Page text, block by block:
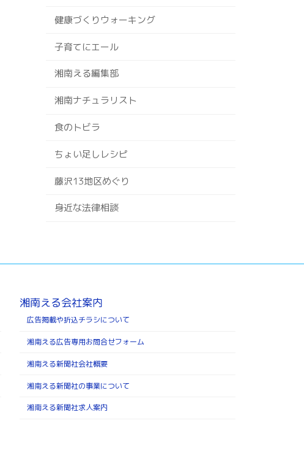
健康づくりウォーキング
子育てにエール
湘南える編集部
湘南ナチュラリスト
食のトビラ
ちょい足しレシピ
藤沢13地区めぐり
身近な法律相談
湘南える会社案内
広告掲載や折込チラシについて
湘南える広告専用お問合せフォーム
湘南える新聞社会社概要
湘南える新聞社の事業について
湘南える新聞社求人案内